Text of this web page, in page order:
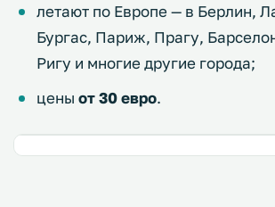
летают по Европе — в Берлин,
Бургас, Париж, Прагу,
Ригу и многие другие города;
цены от 30 евро.